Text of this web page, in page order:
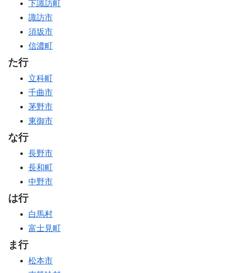
下諏訪町
諏訪市
須坂市
信濃町
た行
立科町
千曲市
茅野市
東御市
な行
長野市
長和町
中野市
は行
白馬村
富士見町
ま行
松本市